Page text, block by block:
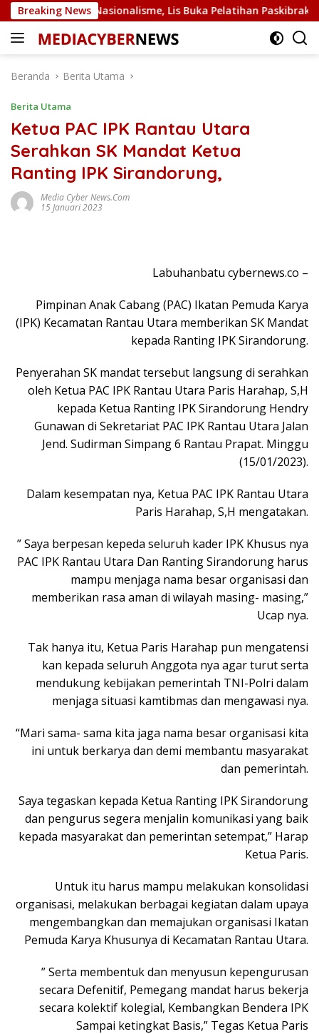
Langsung
ke
konten
Breaking News
dan Nasionalisme, Lis Buka Pelatihan Paskibraka
Beranda Berita Utama
Berita Utama
Ketua PAC IPK Rantau Utara
Serahkan SK Mandat Ketua
Ranting IPK Sirandorung,
Media Cyber News.Com
15 Januari 2023
Labuhanbatu cybernews.co –
Pimpinan Anak Cabang (PAC) Ikatan Pemuda Karya
(IPK) Kecamatan Rantau Utara memberikan SK Mandat
kepada Ranting IPK Sirandorung.
Penyerahan SK mandat tersebut langsung di serahkan
oleh Ketua PAC IPK Rantau Utara Paris Harahap, S,H
kepada Ketua Ranting IPK Sirandorung Hendry
Gunawan di Sekretariat PAC IPK Rantau Utara Jalan
Jend. Sudirman Simpang 6 Rantau Prapat. Minggu
(15/01/2023).
Dalam kesempatan nya, Ketua PAC IPK Rantau Utara
Paris Harahap, S,H mengatakan.
” Saya berpesan kepeda seluruh kader IPK Khusus nya
PAC IPK Rantau Utara Dan Ranting Sirandorung harus
mampu menjaga nama besar organisasi dan
memberikan rasa aman di wilayah masing- masing,”
Ucap nya.
Tak hanya itu, Ketua Paris Harahap pun mengatensi
kan kepada seluruh Anggota nya agar turut serta
mendukung kebijakan pemerintah TNI-Polri dalam
menjaga situasi kamtibmas dan mengawasi nya.
“Mari sama- sama kita jaga nama besar organisasi kita
ini untuk berkarya dan demi membantu masyarakat
dan pemerintah.
Saya tegaskan kepada Ketua Ranting IPK Sirandorung
dan pengurus segera menjalin komunikasi yang baik
kepada masyarakat dan pemerintan setempat,” Harap
Ketua Paris.
Untuk itu harus mampu melakukan konsolidasi
organisasi, melakukan berbagai kegiatan dalam upaya
mengembangkan dan memajukan organisasi Ikatan
Pemuda Karya Khusunya di Kecamatan Rantau Utara.
” Serta membentuk dan menyusun kepengurusan
secara Defenitif, Pemegang mandat harus bekerja
secara kolektif kolegial, Kembangkan Bendera IPK
Sampai ketingkat Basis,” Tegas Ketua Paris